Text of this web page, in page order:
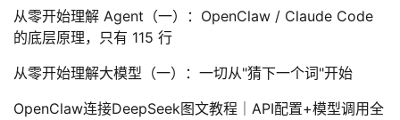
从零开始理解 Agent（一）：OpenClaw / Claude Code
的底层原理，只有 115 行
从零开始理解大模型（一）：一切从"猜下一个词"开始
OpenClaw连接DeepSeek图文教程｜API配置+模型调用全